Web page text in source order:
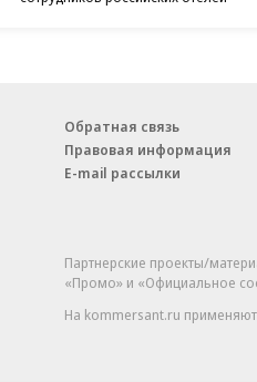
Обратная связь
Правовая информация
E-mail рассылки
Партнерские проекты/
«Промо» и «Официальное
На kommersant.ru